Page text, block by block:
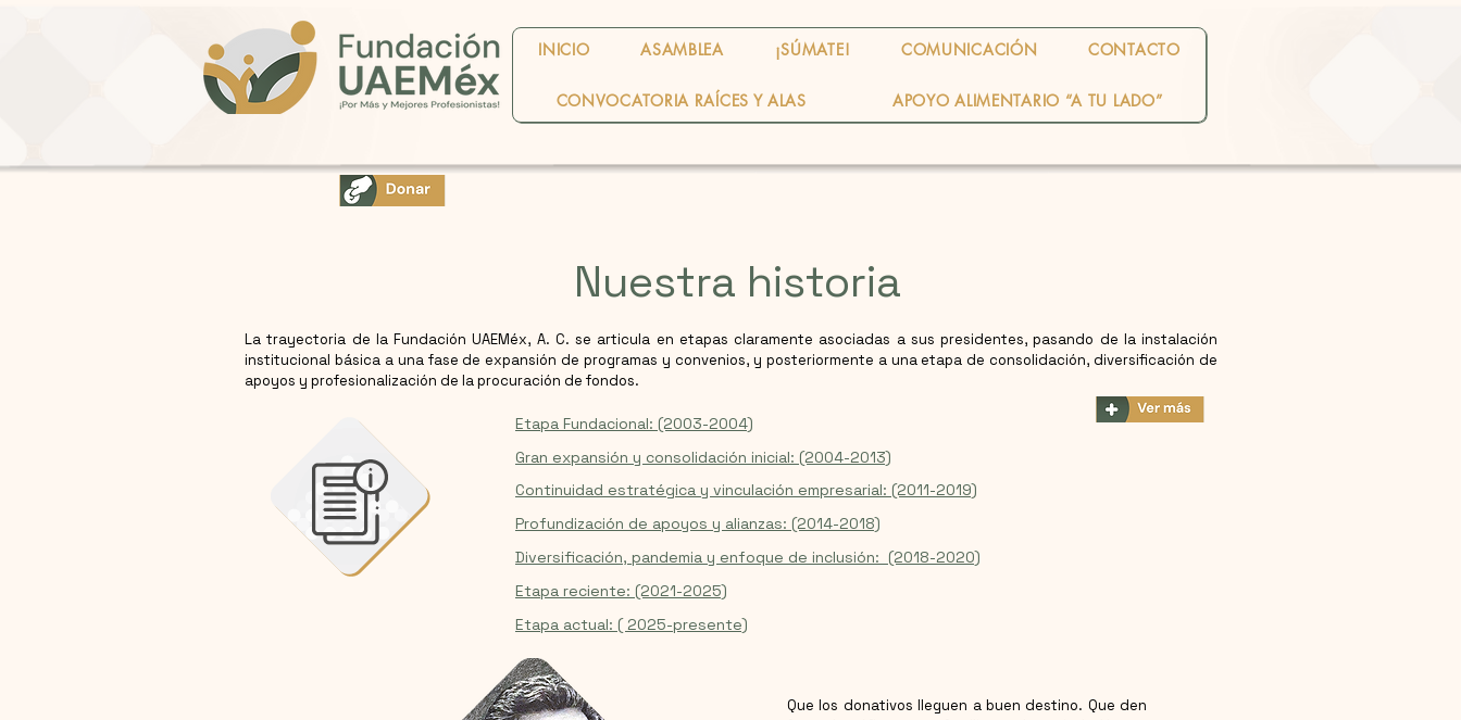
INICIO ASAMBLEA ¡SÚMATE! COMUNICACIÓN CONTACTO
CONVOCATORIA RAÍCES Y ALAS APOYO ALIMENTARIO “A TU LADO”
Nuestra historia
La trayectoria de la Fundación UAEMéx, A. C. se articula en etapas claramente asociadas a sus presidentes, pasando de la instalación
institucional básica a una fase de expansión de programas y convenios, y posteriormente a una etapa de consolidación, diversificación de
apoyos y profesionalización de la procuración de fondos.
Etapa Fundacional: (2003-2004)
Gran expansión y consolidación inicial: (2004-2013)
Continuidad estratégica y vinculación empresarial: (2011-2019)
Profundización de apoyos y alianzas: (2014-2018)
Diversificación, pandemia y enfoque de inclusión: (2018-2020)
Etapa reciente: (2021-2025)
Etapa actual: ( 2025-presente)
Que los donativos lleguen a buen destino. Que den